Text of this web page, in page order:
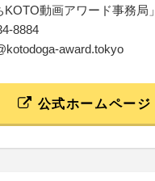
KOTO動画アワード事務局」
8884
award.tokyo
公式ホームページ